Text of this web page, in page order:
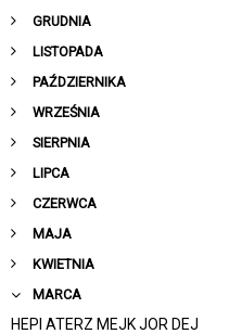
GRUDNIA
LISTOPADA
PAŹDZIERNIKA
WRZEŚNIA
SIERPNIA
LIPCA
CZERWCA
MAJA
KWIETNIA
MARCA
HEPI ATERZ MEJK JOR DEJ